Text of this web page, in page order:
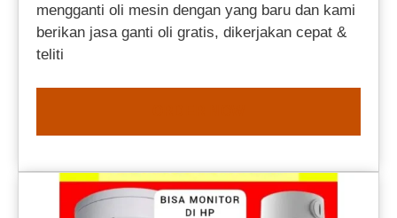
mengganti oli mesin dengan yang baru dan kami
berikan jasa ganti oli gratis, dikerjakan cepat &
teliti